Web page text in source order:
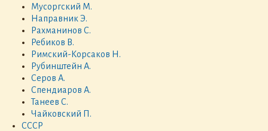
Мусоргский М.
Направник Э.
Рахманинов С.
Ребиков В.
Римский-Корсаков Н.
Рубинштейн А.
Серов А.
Спендиаров А.
Танеев С.
Чайковский П.
СССР